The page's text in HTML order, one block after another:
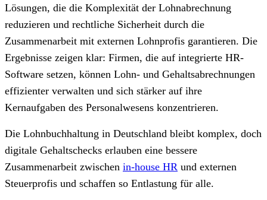
Lösungen, die die Komplexität der Lohnabrechnung
reduzieren und rechtliche Sicherheit durch die
Zusammenarbeit mit externen Lohnprofis garantieren. Die
Ergebnisse zeigen klar: Firmen, die auf integrierte HR-
Software setzen, können Lohn- und Gehaltsabrechnungen
effizienter verwalten und sich stärker auf ihre
Kernaufgaben des Personalwesens konzentrieren.
Die Lohnbuchhaltung in Deutschland bleibt komplex, doch
digitale Gehaltschecks erlauben eine bessere
Zusammenarbeit zwischen in-house HR und externen
Steuerprofis und schaffen so Entlastung für alle.